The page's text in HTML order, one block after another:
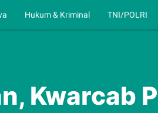
Hukum & Kriminal TNI/POLRI
Kwarcab